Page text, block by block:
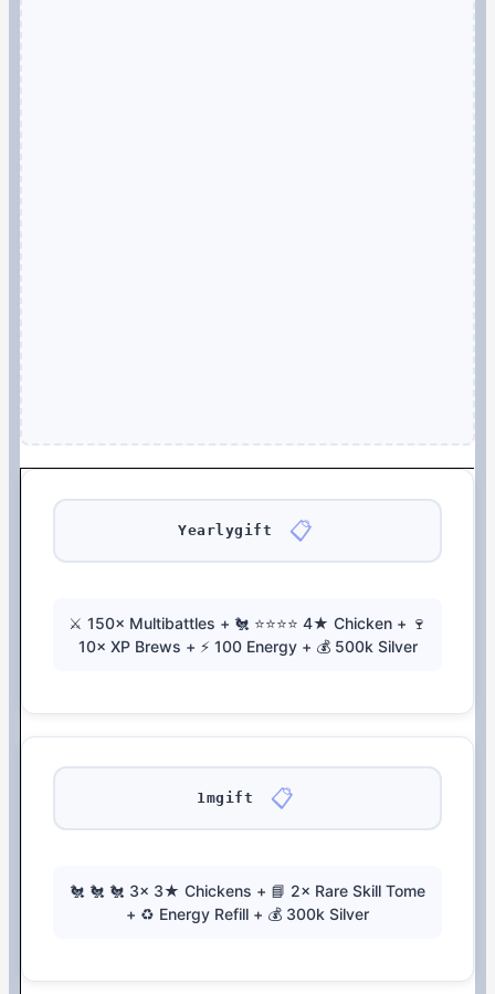
Yearlygift 📋
⚔️ 150× Multibattles + 🐔 ⭐⭐⭐⭐ 4★ Chicken + 🍷
10× XP Brews + ⚡ 100 Energy + 💰 500k Silver
1mgift 📋
🐔 🐔 🐔 3× 3★ Chickens + 📘 2× Rare Skill Tome
+ ♻️ Energy Refill + 💰 300k Silver